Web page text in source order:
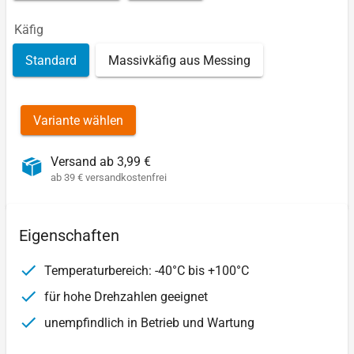
Käfig
Standard Massivkäfig aus Messing
Variante wählen
Versand ab 3,99 €
ab 39 € versandkostenfrei
Eigenschaften
Temperaturbereich: -40°C bis +100°C
für hohe Drehzahlen geeignet
unempfindlich in Betrieb und Wartung